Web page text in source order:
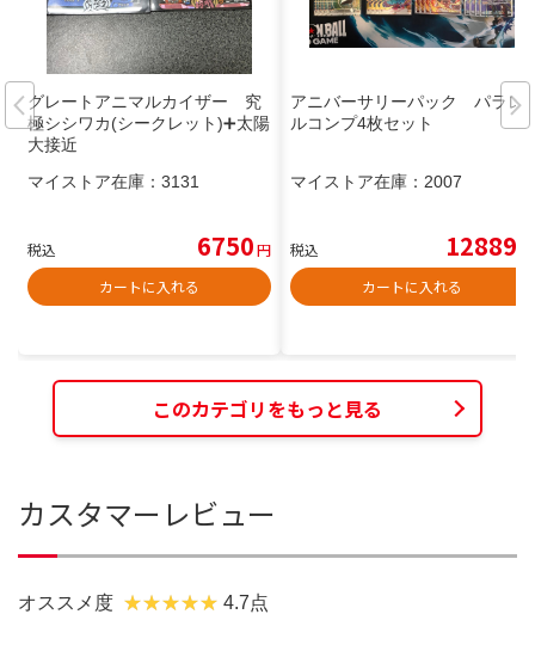
グレートアニマルカイザー 究
極シシワカ(シークレット)➕太陽
大接近
マイストア在庫： 3131
税込 6750円
カートに入れる
アニバーサリーパック パラレ
ルコンプ4枚セット
マイストア在庫： 2007
税込 12889
カートに入れる
このカテゴリをもっと見る
カスタマーレビュー
オススメ度 4.7点